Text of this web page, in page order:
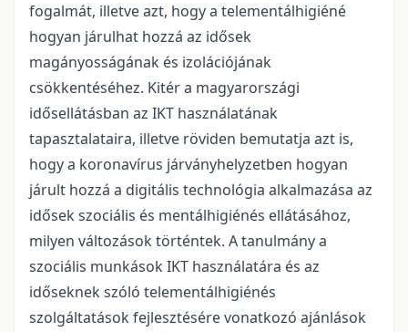
fogalmát, illetve azt, hogy a telementálhigiéné
hogyan járulhat hozzá az idősek
magányosságának és izolációjának
csökkentéséhez. Kitér a magyarországi
idősellátásban az IKT használatának
tapasztalataira, illetve röviden bemutatja azt is,
hogy a koronavírus járványhelyzetben hogyan
járult hozzá a digitális technológia alkalmazása az
idősek szociális és mentálhigiénés ellátásához,
milyen változások történtek. A tanulmány a
szociális munkások IKT használatára és az
időseknek szóló telementálhigiénés
szolgáltatások fejlesztésére vonatkozó ajánlások